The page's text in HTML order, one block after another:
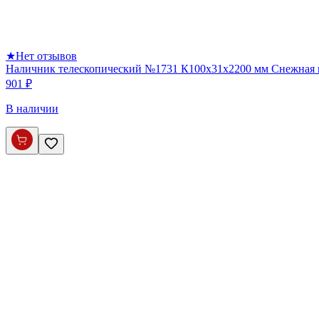
★Нет отзывов
Наличник телескопический №1731 К100х31х2200 мм
901 ₽
В наличии